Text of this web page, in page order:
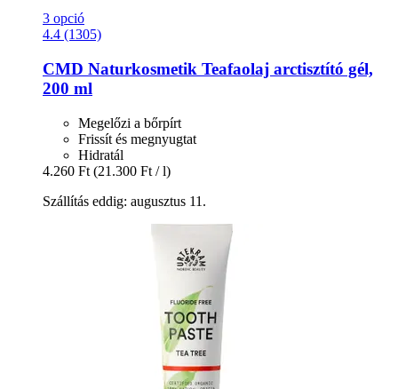
3 opció
4.4 (1305)
CMD Naturkosmetik Teafaolaj arctisztító gél,
200 ml
Megelőzi a bőrpírt
Frissít és megnyugtat
Hidratál
4.260 Ft (21.300 Ft / l)
Szállítás eddig: augusztus 11.